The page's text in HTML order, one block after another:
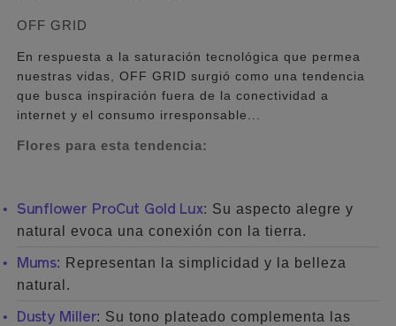
OFF GRID
En respuesta a la saturación tecnológica que permea
nuestras vidas, OFF GRID surgió como una tendencia
que busca inspiración fuera de la conectividad a
internet y el consumo irresponsable...
Flores para esta tendencia:
Sunflower ProCut Gold Lux: Su aspecto alegre y
natural evoca una conexión con la tierra.
Mums: Representan la simplicidad y la belleza
natural.
Dusty Miller: Su tono plateado complementa las